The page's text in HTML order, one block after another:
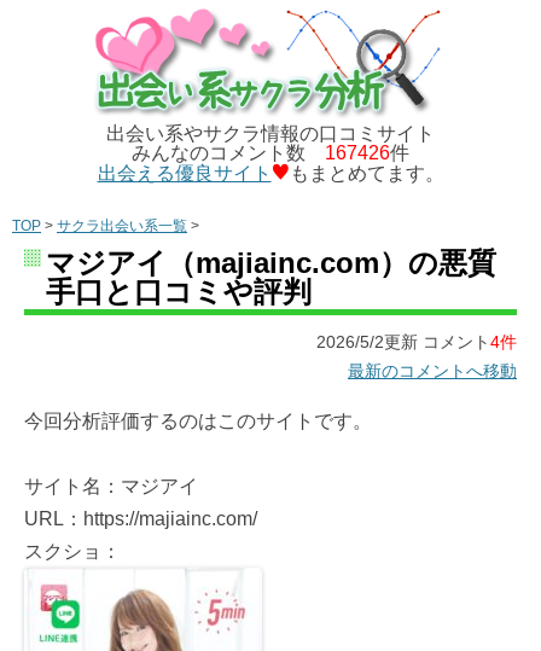
出会い系やサクラ情報の口コミサイト
みんなのコメント数 167426件
出会える優良サイト
もまとめてます。
TOP > サクラ出会い系一覧 >
マジアイ（majiainc.com）の悪質
手口と口コミや評判
2026/5/2更新 コメント4件
最新のコメントへ移動
今回分析評価するのはこのサイトです。
サイト名：マジアイ
URL：https://majiainc.com/
スクショ：